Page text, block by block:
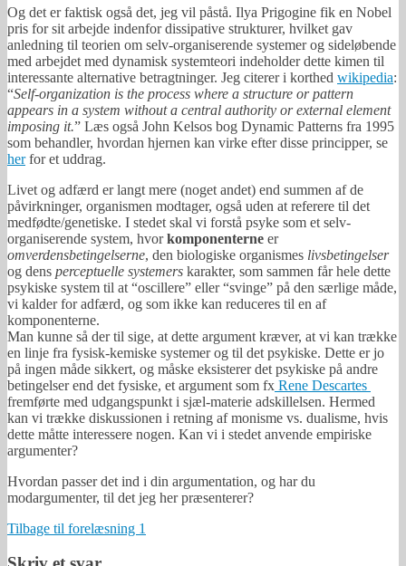
Og det er faktisk også det, jeg vil påstå. Ilya Prigogine fik en Nobel
pris for sit arbejde indenfor dissipative strukturer, hvilket gav
anledning til teorien om selv-organiserende systemer og sideløbende
med arbejdet med dynamisk systemteori indeholder dette kimen til
interessante alternative betragtninger. Jeg citerer i korthed wikipedia:
“Self-organization is the process where a structure or pattern
appears in a system without a central authority or external element
imposing it.” Læs også John Kelsos bog Dynamic Patterns fra 1995
som behandler, hvordan hjernen kan virke efter disse principper, se
herfor et uddrag.
Livet og adfærd er langt mere (noget andet) end summen af de
påvirkninger, organismen modtager, også uden at referere til det
medfødte/genetiske. I stedet skal vi forstå psyke som et selv-
organiserende system, hvorkomponenterne er
omverdensbetingelserne, den biologiske organismes livsbetingelser
og dens perceptuelle systemers karakter, som sammen får hele dette
psykiske system til at “oscillere” eller “svinge” på den særlige måde,
vi kalder for adfærd, og som ikke kan reduceres til en af
komponenterne.
Man kunne så der til sige, at dette argument kræver, at vi kan trække
en linje fra fysisk-kemiske systemer og til det psykiske. Dette er jo
på ingen måde sikkert, og måske eksisterer det psykiske på andre
betingelser end det fysiske, et argument som fx Rene Descartes
fremførte med udgangspunkt i sjæl-materie adskillelsen. Hermed
kan vi trække diskussionen i retning af monisme vs. dualisme, hvis
dette måtte interessere nogen. Kan vi i stedet anvende empiriske
argumenter?
Hvordan passer det ind i din argumentation, og har du
modargumenter, til det jeg her præsenterer?
Tilbage til forelæsning 1